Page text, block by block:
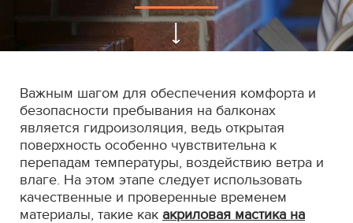
Важным шагом для обеспечения комфорта и
безопасности пребывания на балконах
является гидроизоляция, ведь открытая
поверхность особенно чувствительна к
перепадам температуры, воздействию ветра и
влаге. На этом этапе следует использовать
качественные и проверенные временем
материалы, такие как акриловая мастика на